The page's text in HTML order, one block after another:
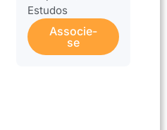
Estudos
Associe-
se